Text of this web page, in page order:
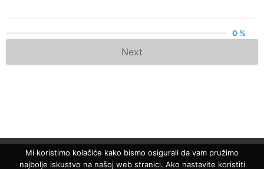
0 %
Next
Mi koristimo kolačiće kako bismo osigurali da vam pružimo
najbolje iskustvo na našoj web stranici. Ako nastavite koristiti